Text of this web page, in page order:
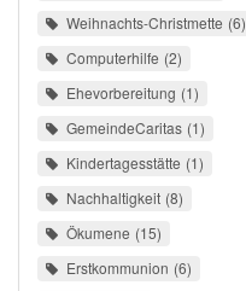
Weihnachts-Christmette 6
Computerhilfe 2
Ehevorbereitung 1
GemeindeCaritas 1
Kindertagesstätte 1
Nachhaltigkeit 8
Ökumene 15
Erstkommunion 6